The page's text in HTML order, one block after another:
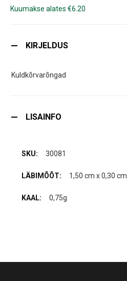
Kuumakse alates €6.20
KIRJELDUS
Kuldkõrvarõngad
LISAINFO
30081
1,50 cm x 0,30 cm
0,75g